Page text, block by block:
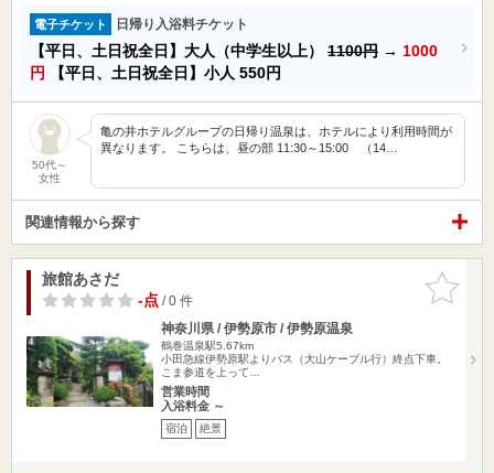
電子チケット 日帰り入浴料チケット
【平日、土日祝全日】大人（中学生以上） 1100円 → 1000
円
【平日、土日祝全日】小人 550円
50代～
女性
亀の井ホテルグループの日帰り温泉は、ホテルにより利用時間が
異なります。 こちらは、昼の部 11:30～15:00 （14…
関連情報から探す
お気に入
りに追加
旅館あさだ
-点/ 0 件
神奈川県 / 伊勢原市 / 伊勢原温泉
鶴巻温泉駅5.67km
小田急線伊勢原駅よりバス（大山ケーブル行）終点下車。
こま参道を上って…
営業時間
入浴料金 ～
宿泊 絶景